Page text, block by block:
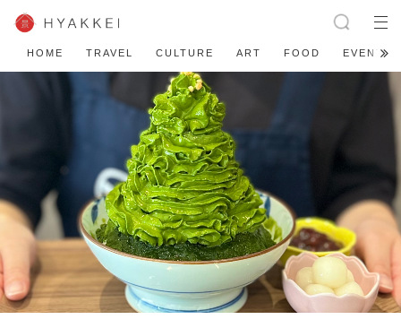
HOME TRAVEL CULTURE ART FOOD EVENT